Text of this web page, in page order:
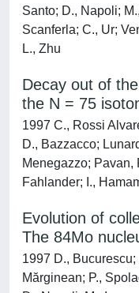
Santo; D., Napoli;
Scanferla; C., Ur;
L., Zhu
Decay out of
the N = 75
1997 C., Rossi
D., Bazzacco;
Menegazzo; Pavan,
Fahlander; I.,
Evolution of
The 84Mo
1997 D.,
Mărginean; P.,